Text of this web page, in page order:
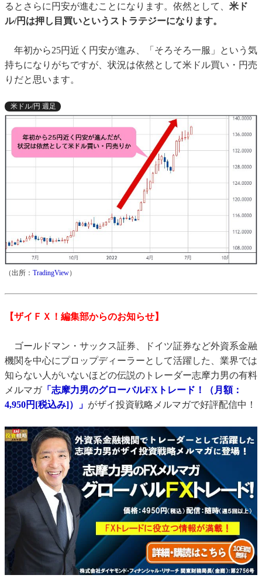
るとさらに円安が進むことになります。依然として、 米ド
ル/円は押し目買いというストラテジーになります。
年初から25円近く円安が進み、「そろそろ一服」という気
持ちになりがちですが、状況は依然として米ドル買い・円売
りだと思います。
米ドル/円 週足
（出所： TradingView）
【ザイＦＸ！編集部からのお知らせ】
ゴールドマン・サックス証券、ドイツ証券など外資系金融
機関を中心にプロップディーラーとして活躍した、業界では
知らない人がいないほどの伝説のトレーダー志摩力男の有料
メルマガ「志摩力男のグローバルFXトレード！（月額：
4,950円[税込み]）」 がザイ投資戦略メルマガで好評配信中！